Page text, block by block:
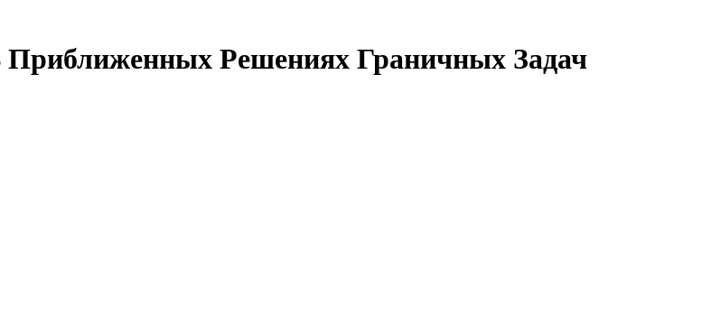
Решениях Граничных Задач